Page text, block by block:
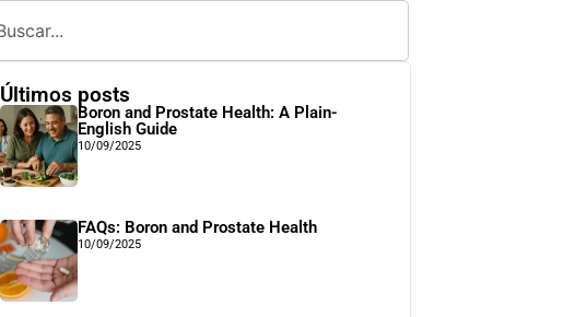
Últimos posts
Boron and Prostate Health: A Plain-
English Guide
10/09/2025
FAQs: Boron and Prostate Health
10/09/2025